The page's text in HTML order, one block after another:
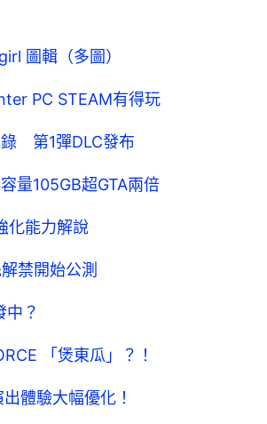
圖輯（多圖）
PC STEAM有得玩
第1彈DLC發布
量105GB超GTA兩倍
化能力解說
禁開始公測
？
「煲東瓜」？！
體驗大幅優化！